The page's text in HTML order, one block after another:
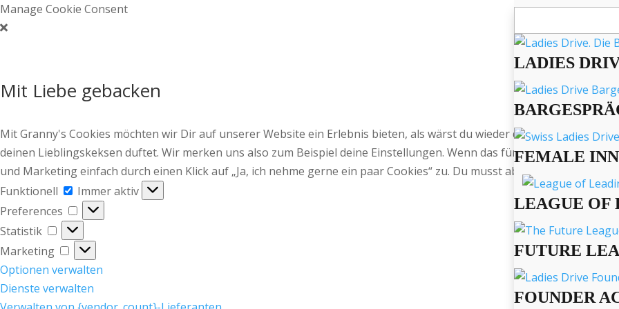
Manage Cookie Consent
Mit Liebe gebacken
Mit Granny's Cookies möchten wir Dir auf unserer Website ein Erlebnis bieten, als wärst du wieder daheim bei Oma,
deinen Lieblingskeksen duftet. Wir merken uns also zum Beispiel deine Einstellungen. Wenn das für Dich okay ist,
und Marketing einfach durch einen Klick auf „Ja, ich nehme gerne ein paar Cookies“ zu. Du musst aber natürlich nicht.
Funktionell
Funktionell
Immer aktiv
Preferences
Preferences
Statistik
Statistik
Marketing
Marketing
Optionen verwalten
Dienste verwalten
nach:
LADIES
FEMALE
LEAGUE OF
FUTURE
FOUNDER